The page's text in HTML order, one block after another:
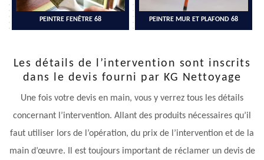
PEINTRE FENÊTRE 68 PEINTRE MUR ET PLAFOND 68
Les détails de l’intervention sont inscrits
dans le devis fourni par KG Nettoyage
Une fois votre devis en main, vous y verrez tous les détails
concernant l’intervention. Allant des produits nécessaires qu’il
faut utiliser lors de l’opération, du prix de l’intervention et de la
main d’œuvre. Il est toujours important de réclamer un devis de